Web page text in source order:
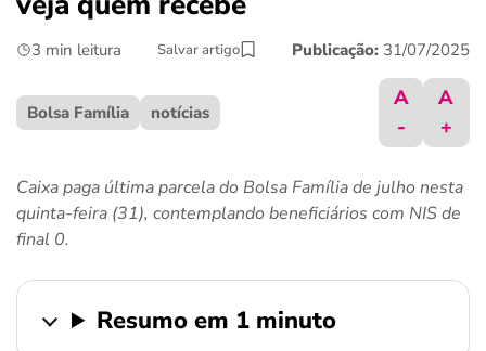
últimas notícias
3 min leitura Salvar artigo Publicação: 31/07/2025
Bolsa Família notícias
A
-
A
+
Caixa paga última parcela do Bolsa Família de julho nesta
quinta-feira (31), contemplando beneficiários com NIS de
final 0.
Resumo em 1 minuto